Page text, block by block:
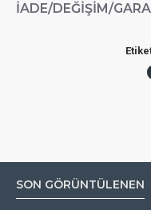
İADE/DEĞIŞIM/
SON GÖRÜNTÜLENEN